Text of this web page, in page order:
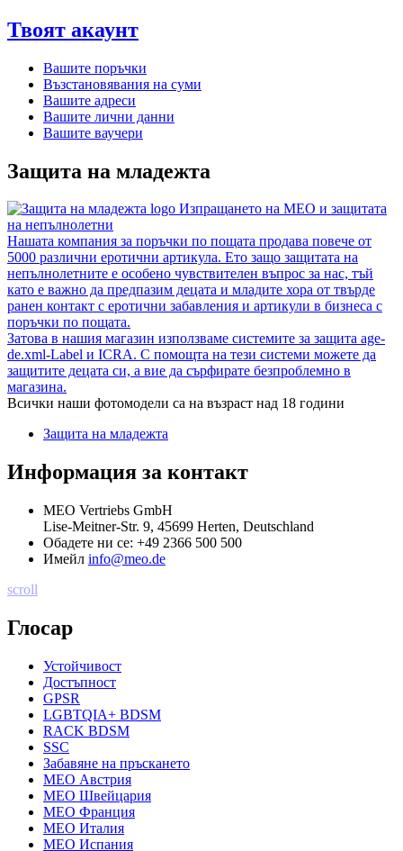
Твоят акаунт
Вашите поръчки
Възстановявания на суми
Вашите адреси
Вашите лични данни
Вашите ваучери
Защита на младежта
Изпращането на MEO и защитата
на непълнолетни
Нашата компания за поръчки по пощата продава повече от
5000 различни еротични артикула. Ето защо защитата на
непълнолетните е особено чувствителен въпрос за нас, тъй
като е важно да предпазим децата и младите хора от твърде
ранен контакт с еротични забавления и артикули в бизнеса с
поръчки по пощата.
Затова в нашия магазин използваме системите за защита age-
de.xml-Label и ICRA. С помощта на тези системи можете да
защитите децата си, а вие да сърфирате безпроблемно в
магазина.
Всички наши фотомодели са на възраст над 18 години
Защита на младежта
Информация за контакт
MEO Vertriebs GmbH
Lise-Meitner-Str. 9, 45699 Herten, Deutschland
Обадете ни се: +49 2366 500 500
Имейл info@meo.de
scroll
Глосар
Устойчивост
Достъпност
GPSR
LGBTQIA+ BDSM
RACK BDSM
SSC
Забавяне на пръскането
MEO Австрия
MEO Швейцария
MEO Франция
MEO Италия
MEO Испания